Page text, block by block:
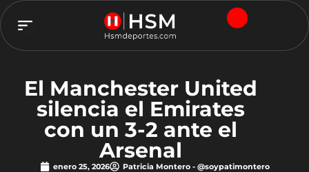
El Manchester United
silencia el Emirates
con un 3-2 ante el
Arsenal
enero 25, 2026 Patricia Montero - @soypatimontero